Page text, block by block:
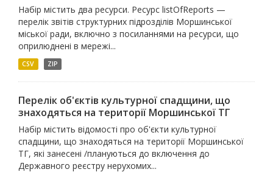
Набір містить два ресурси. Ресурс listOfReports —
перелік звітів структурних підрозділів Моршинської
міської ради, включно з посиланнями на ресурси, що
оприлюднені в мережі...
CSV ZIP
Перелік об'єктів культурної спадщини, що
знаходяться на території Моршинської ТГ
Набір містить відомості про об'єкти культурної
спадщини, що знаходяться на території Моршинської
ТГ, які занесені /плануються до включення до
Державного реєстру нерухомих...